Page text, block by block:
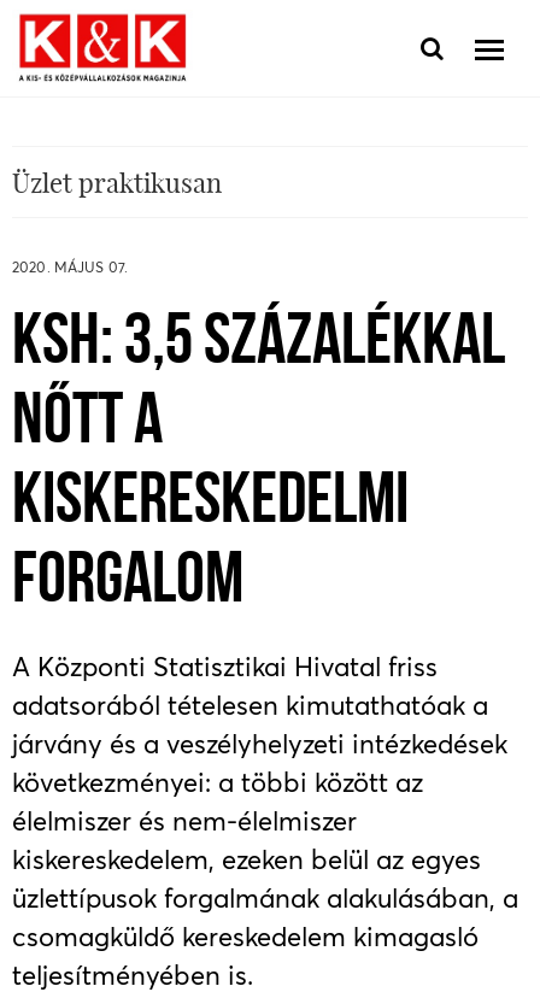
Üzlet praktikusan
2020. MÁJUS 07.
KSH: 3,5 SZÁZALÉKKAL
NŐTT A
KISKERESKEDELMI
FORGALOM
A Központi Statisztikai Hivatal friss
adatsorából tételesen kimutathatóak a
járvány és a veszélyhelyzeti intézkedések
következményei: a többi között az
élelmiszer és nem-élelmiszer
kiskereskedelem, ezeken belül az egyes
üzlettípusok forgalmának alakulásában, a
csomagküldő kereskedelem kimagasló
teljesítményében is.